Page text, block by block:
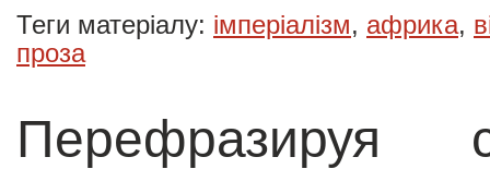
Теги матеріалу: імперіалізм, африка,
проза
Перефразируя